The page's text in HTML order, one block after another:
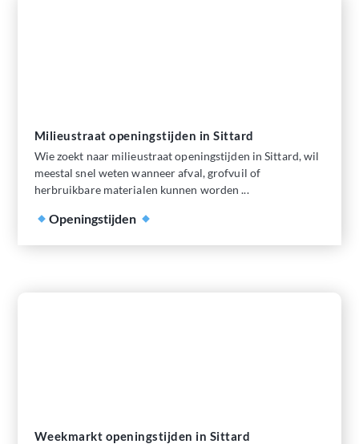
Milieustraat openingstijden in Sittard
Wie zoekt naar milieustraat openingstijden in Sittard, wil
meestal snel weten wanneer afval, grofvuil of
herbruikbare materialen kunnen worden ...
Openingstijden
Weekmarkt openingstijden in Sittard